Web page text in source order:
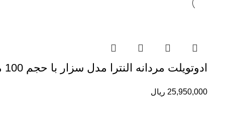
ادوتویلت مردانه النترا مدل سزار با حجم 100 میلی لیتر
25,950,000 ریال